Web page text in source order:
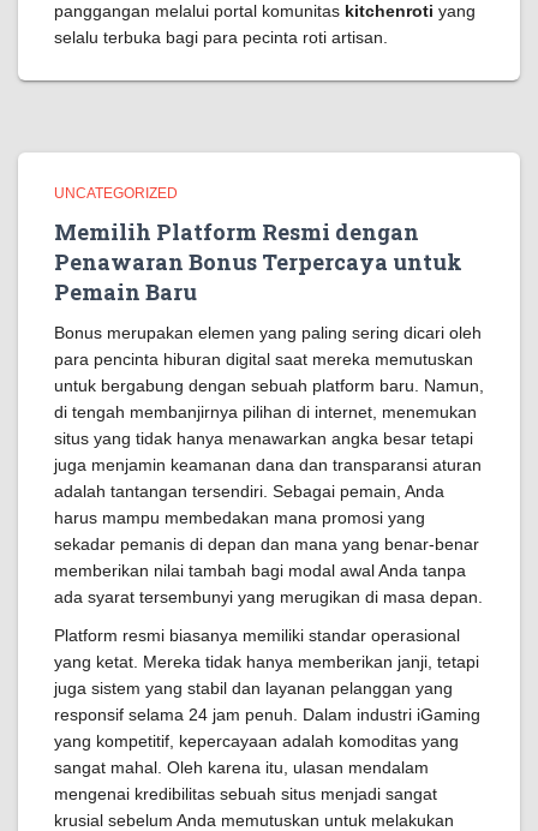
panggangan melalui portal komunitas kitchenroti yang
selalu terbuka bagi para pecinta roti artisan.
UNCATEGORIZED
Memilih Platform Resmi dengan
Penawaran Bonus Terpercaya untuk
Pemain Baru
Bonus merupakan elemen yang paling sering dicari oleh
para pencinta hiburan digital saat mereka memutuskan
untuk bergabung dengan sebuah platform baru. Namun,
di tengah membanjirnya pilihan di internet, menemukan
situs yang tidak hanya menawarkan angka besar tetapi
juga menjamin keamanan dana dan transparansi aturan
adalah tantangan tersendiri. Sebagai pemain, Anda
harus mampu membedakan mana promosi yang
sekadar pemanis di depan dan mana yang benar-benar
memberikan nilai tambah bagi modal awal Anda tanpa
ada syarat tersembunyi yang merugikan di masa depan.
Platform resmi biasanya memiliki standar operasional
yang ketat. Mereka tidak hanya memberikan janji, tetapi
juga sistem yang stabil dan layanan pelanggan yang
responsif selama 24 jam penuh. Dalam industri iGaming
yang kompetitif, kepercayaan adalah komoditas yang
sangat mahal. Oleh karena itu, ulasan mendalam
mengenai kredibilitas sebuah situs menjadi sangat
krusial sebelum Anda memutuskan untuk melakukan